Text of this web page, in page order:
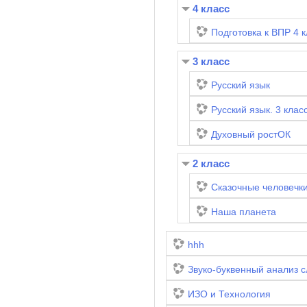
4 класс
Подготовка к ВПР 4
3 класс
Русский язык
Русский язык. 3
Духовный ростОК
2 класс
Сказочные человечки
Наша планета
hhh
Звуко-буквенный анализ
ИЗО и Технология